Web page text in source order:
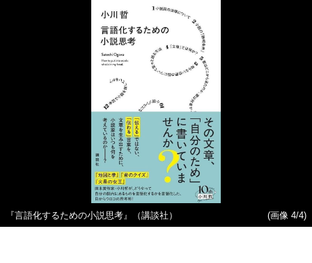
『言語化するための小説思考』（講談社） (画像 4/4)